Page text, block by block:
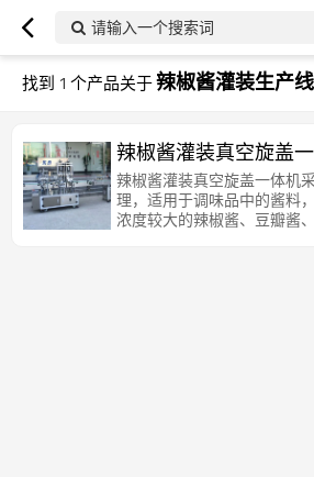
请输入一个搜索词
找到 1 个产品关于辣椒酱灌装生产线
辣椒酱灌装真空旋盖
辣椒酱灌装真空旋盖一体机
理，适用于调味品中的酱料
浓度较大的辣椒酱、豆瓣酱